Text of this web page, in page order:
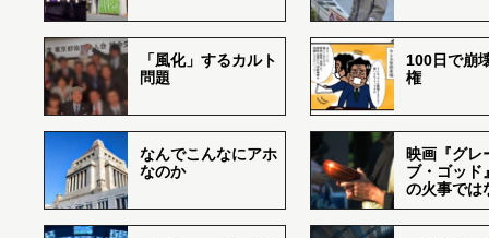
「風化」するカルト
問題
100日で崩
権
なんでこんなにアホ
なのか
映画『グレ
ブ・ゴッド
の火事では